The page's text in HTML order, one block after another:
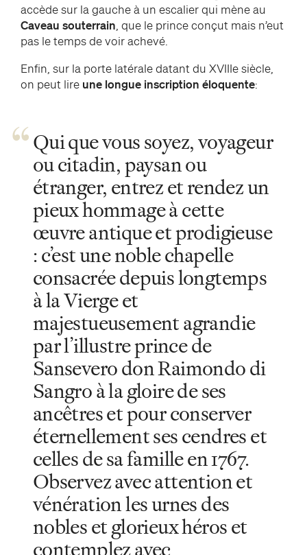
accède sur la gauche à un escalier qui mène au
Caveau souterrain , que le prince conçut mais n’eut
pas le temps de voir achevé.
Enfin, sur la porte latérale datant du XVIIIe siècle,
on peut lire une longue inscription éloquente:
Qui que vous soyez, voyageur
ou citadin, paysan ou
étranger, entrez et rendez un
pieux hommage à cette
œuvre antique et prodigieuse
: c’est une noble chapelle
consacrée depuis longtemps
à la Vierge et
majestueusement agrandie
par l’illustre prince de
Sansevero don Raimondo di
Sangro à la gloire de ses
ancêtres et pour conserver
éternellement ses cendres et
celles de sa famille en 1767.
Observez avec attention et
vénération les urnes des
nobles et glorieux héros et